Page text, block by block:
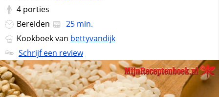
4 porties
Bereiden
25 min.
Kookboek van bettyvandijk
Schrijf een review